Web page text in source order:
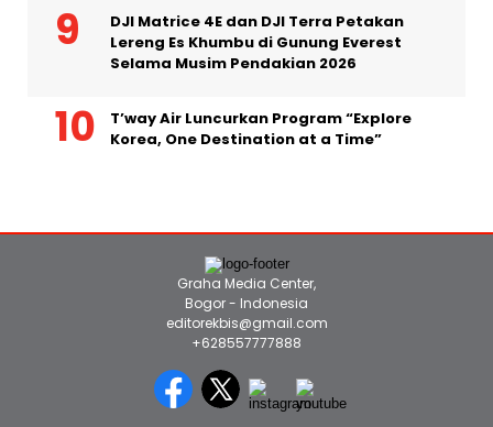
DJI Matrice 4E dan DJI Terra Petakan
Lereng Es Khumbu di Gunung Everest
Selama Musim Pendakian 2026
T’way Air Luncurkan Program “Explore
Korea, One Destination at a Time”
Graha Media Center,
Bogor - Indonesia
editorekbis@gmail.com
+628557777888